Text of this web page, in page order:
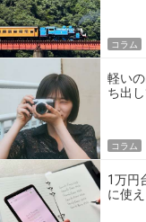
コラム
軽い
ち出
コラム
1万円
に使